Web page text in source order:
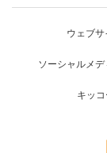
ウェブ
ソーシャルメ
キッ